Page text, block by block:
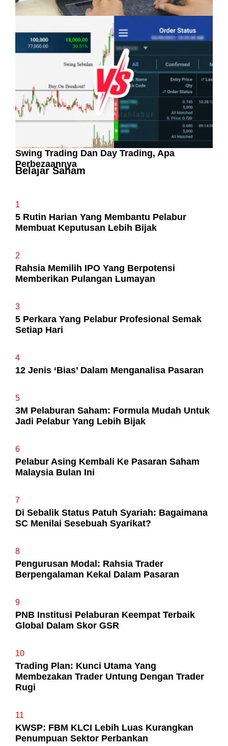
Pelaburan Saham Bukan Untuk Mereka Yang
Suka ‘Stress’
Swing Trading Dan Day Trading, Apa
Perbezaannya
Belajar Saham
1
5 Rutin Harian Yang Membantu Pelabur
Membuat Keputusan Lebih Bijak
2
Rahsia Memilih IPO Yang Berpotensi
Memberikan Pulangan Lumayan
3
5 Perkara Yang Pelabur Profesional Semak
Setiap Hari
4
12 Jenis ‘Bias’ Dalam Menganalisa Pasaran
5
3M Pelaburan Saham: Formula Mudah Untuk
Jadi Pelabur Yang Lebih Bijak
6
Pelabur Asing Kembali Ke Pasaran Saham
Malaysia Bulan Ini
7
Di Sebalik Status Patuh Syariah: Bagaimana
SC Menilai Sesebuah Syarikat?
8
Pengurusan Modal: Rahsia Trader
Berpengalaman Kekal Dalam Pasaran
9
PNB Institusi Pelaburan Keempat Terbaik
Global Dalam Skor GSR
10
Trading Plan: Kunci Utama Yang
Membezakan Trader Untung Dengan Trader
Rugi
11
KWSP: FBM KLCI Lebih Luas Kurangkan
Penumpuan Sektor Perbankan